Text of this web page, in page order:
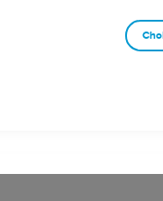
le royaume de Dieu et